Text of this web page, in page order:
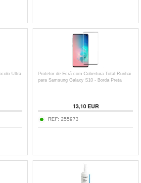
Ultra
Protetor de Ecrã com Cobertura Total Rurihai
para Samsung Galaxy S10 - Borda Preta
13,10EUR
REF: 255973